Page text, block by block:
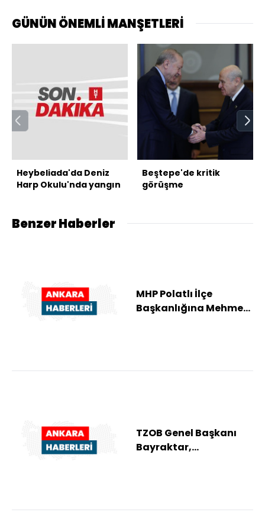
GÜNÜN ÖNEMLİ MANŞETLERİ
Heybeliada'da Deniz
Harp Okulu'nda yangın
Beştepe'de kritik
görüşme
Benzer Haberler
MHP Polatlı İlçe
Başkanlığına Mehmet
TZOB Genel Başkanı
Bayraktar,